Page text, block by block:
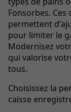
Fonsorbes.
permettent
pour limiter le
Modernisez
qui valorise
tous.
Choisissez la
caisse